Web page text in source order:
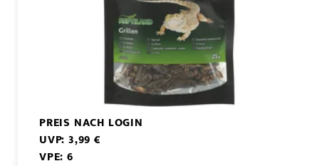
PREIS NACH LOGIN
UVP: 3,99 €
VPE: 6